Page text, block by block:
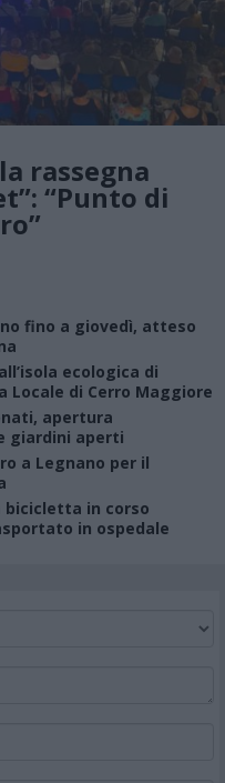
rassegna
“Punto di
fino a giovedì, atteso
ecologica di
Locale di Cerro Maggiore
apertura
giardini aperti
a Legnano per il
bicicletta in corso
in ospedale